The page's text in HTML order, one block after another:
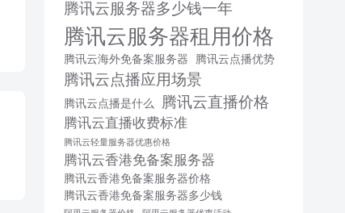
腾讯云服务器多少钱一年
腾讯云服务器租用价格
腾讯云海外免备案服务器 腾讯云点播优势
腾讯云点播应用场景
腾讯云点播是什么 腾讯云直播价格
腾讯云直播收费标准
腾讯云轻量服务器优惠价格
腾讯云香港免备案服务器
腾讯云香港免备案服务器价格
腾讯云香港免备案服务器多少钱